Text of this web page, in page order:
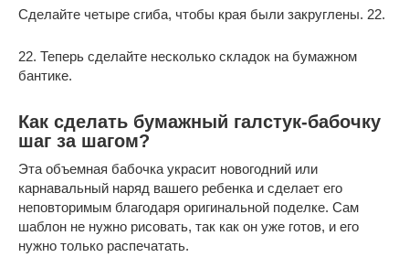
Сделайте четыре сгиба, чтобы края были закруглены. 22.
22. Теперь сделайте несколько складок на бумажном
бантике.
Как сделать бумажный галстук-бабочку
шаг за шагом?
Эта объемная бабочка украсит новогодний или
карнавальный наряд вашего ребенка и сделает его
неповторимым благодаря оригинальной поделке. Сам
шаблон не нужно рисовать, так как он уже готов, и его
нужно только распечатать.